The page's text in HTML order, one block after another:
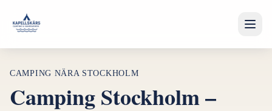
Boende
CAMPING NÄRA STOCKHOLM
Camping Stockholm –